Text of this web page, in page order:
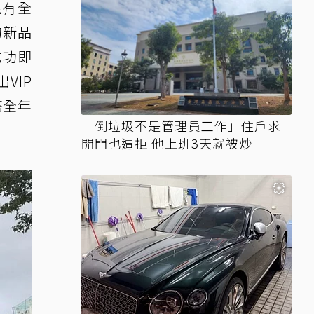
全
品
即
VIP
年
「倒垃圾不是管理員工作」住戶求
開門也遭拒 他上班3天就被炒